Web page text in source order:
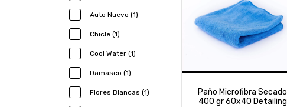
Auto Nuevo (1)
Chicle (1)
Cool Water (1)
Damasco (1)
Flores Blancas (1)
Paño Microfibra Secado
400 gr 60x40 Detailing